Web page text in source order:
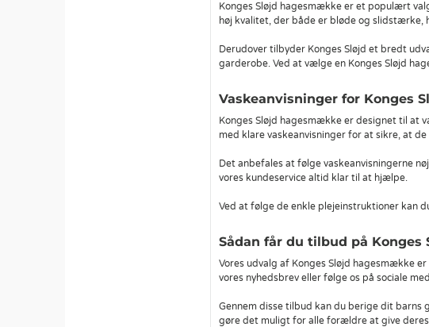
Konges Sløjd hagesmække er et populært
høj kvalitet, der både er bløde og
Derudover tilbyder Konges Sløjd et bredt
garderobe. Ved at vælge en Konges Sløjd
Vaskeanvisninger for Konges
Konges Sløjd hagesmække er designet til at
med klare vaskeanvisninger for at sikre, at
Det anbefales at følge vaskeanvisningerne
vores kundeservice altid klar til at hjælpe.
Ved at følge de enkle plejeinstruktioner kan
Sådan får du tilbud på
Vores udvalg af Konges Sløjd hagesmække
vores nyhedsbrev eller følge os på sociale
Gennem disse tilbud kan du berige dit barns
gøre det muligt for alle forældre at give